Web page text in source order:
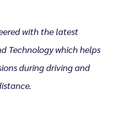
with the latest
Technology which helps
during driving and